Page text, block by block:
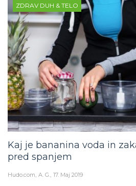
ZDRAV DUH & TELO
Kaj je bananina voda in
pred spanjem
Hudo.com A. G. 17. Maj 2019